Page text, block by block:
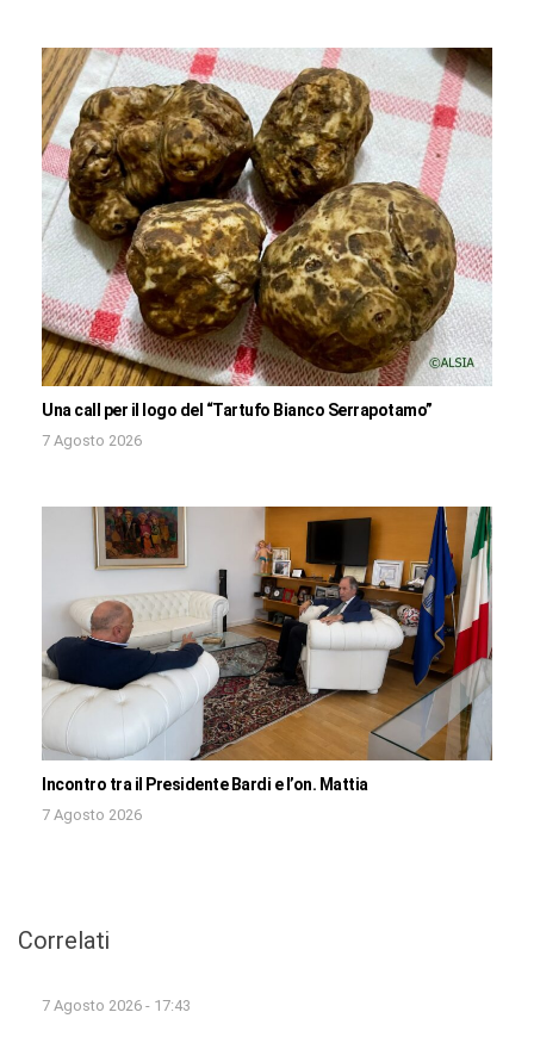
Una call per il logo del “Tartufo Bianco Serrapotamo”
7 Agosto 2026
Incontro tra il Presidente Bardi e l’on. Mattia
7 Agosto 2026
Correlati
7 Agosto 2026 - 17:43